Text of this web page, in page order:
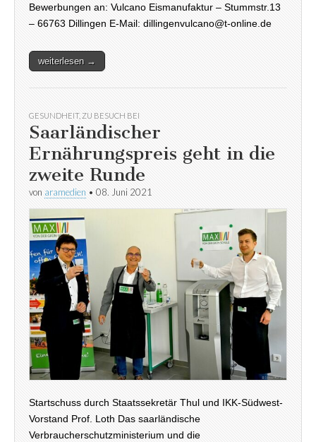
Bewerbungen an: Vulcano Eismanufaktur – Stummstr.13
– 66763 Dillingen E-Mail: dillingenvulcano@t-online.de
weiterlesen →
GESUNDHEIT, ZU BESUCH BEI
Saarländischer
Ernährungspreis geht in die
zweite Runde
von aramedien • 08. Juni 2021
Startschuss durch Staatssekretär Thul und IKK-Südwest-
Vorstand Prof. Loth Das saarländische
Verbraucherschutzministerium und die